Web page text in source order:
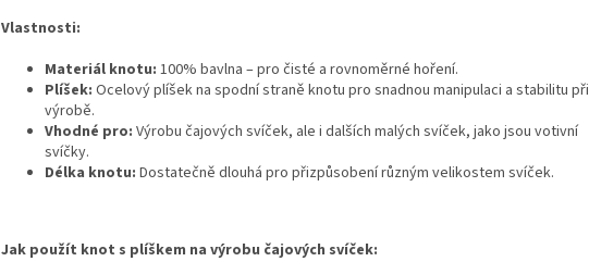
Vlastnosti:
Materiál knotu: 100% bavlna – pro čisté a rovnoměrné hoření.
Plíšek: Ocelový plíšek na spodní straně knotu pro snadnou manipulaci a stabilitu při
výrobě.
Vhodné pro: Výrobu čajových svíček, ale i dalších malých svíček, jako jsou votivní
svíčky.
Délka knotu: Dostatečně dlouhá pro přizpůsobení různým velikostem svíček.
Jak použít knot s plíškem na výrobu čajových svíček: